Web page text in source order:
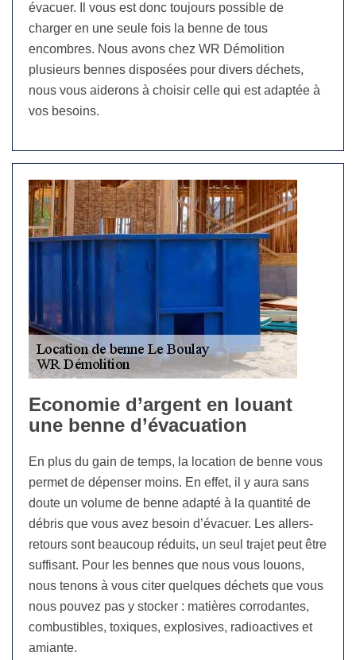
évacuer. Il vous est donc toujours possible de
charger en une seule fois la benne de tous
encombres. Nous avons chez WR Démolition
plusieurs bennes disposées pour divers déchets,
nous vous aiderons à choisir celle qui est adaptée à
vos besoins.
Economie d’argent en louant
une benne d’évacuation
En plus du gain de temps, la location de benne vous
permet de dépenser moins. En effet, il y aura sans
doute un volume de benne adapté à la quantité de
débris que vous avez besoin d’évacuer. Les allers-
retours sont beaucoup réduits, un seul trajet peut être
suffisant. Pour les bennes que nous vous louons,
nous tenons à vous citer quelques déchets que vous
nous pouvez pas y stocker : matières corrodantes,
combustibles, toxiques, explosives, radioactives et
amiante.